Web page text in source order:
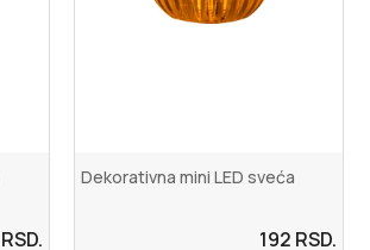
RSD.
Dekorativna mini LED sveća
192 RSD.